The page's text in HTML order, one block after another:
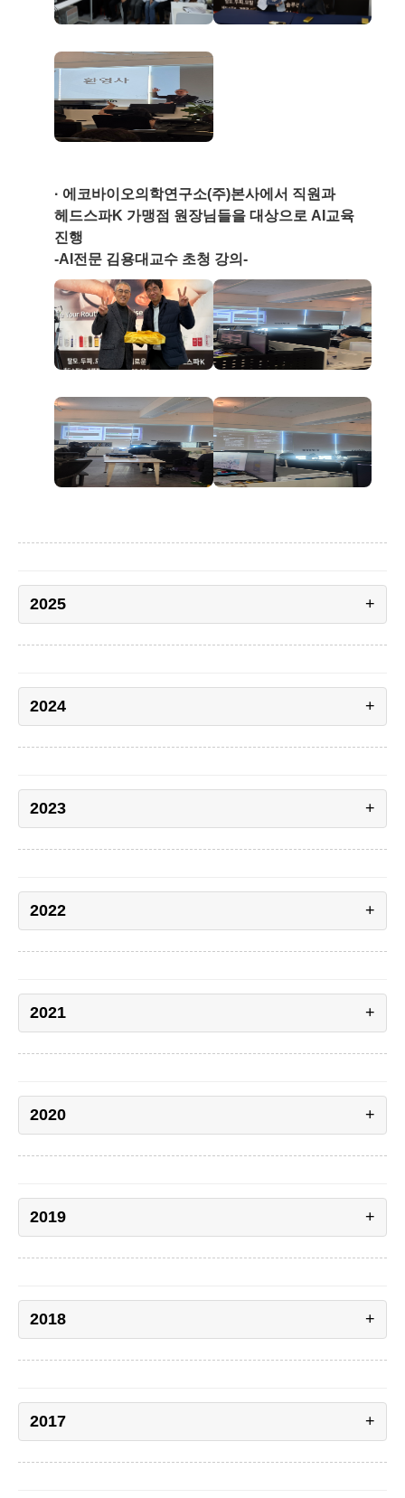
에코바이오의학연구소(주)본사에서 직원과
헤드스파K 가맹점 원장님들을 대상으로 AI교육
진행
-AI전문 김용대교수 초청 강의-
2025
2024
2023
2022
2021
2020
2019
2018
2017